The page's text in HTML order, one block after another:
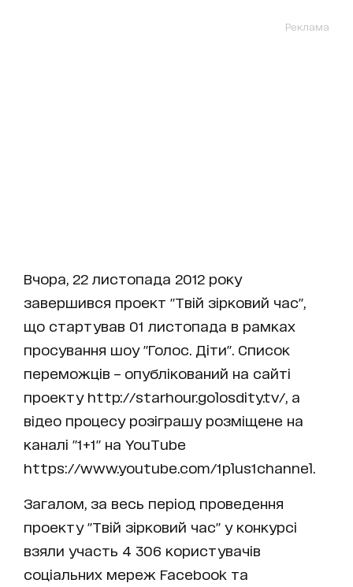
Реклама
Вчора, 22 листопада 2012 року
завершився проект "Твій зірковий час",
що стартував 01 листопада в рамках
просування шоу "Голос. Діти". Список
переможців – опублікований на сайті
проекту http://starhour.golosdity.tv/ , а
відео процесу розіграшу розміщене на
каналі "1+1" на YouTube
https://www.youtube.com/1plus1channel
Загалом, за весь період проведення
проекту "Твій зірковий час" у конкурсі
взяли участь 4 306 користувачів
соціальних мереж Facebook та